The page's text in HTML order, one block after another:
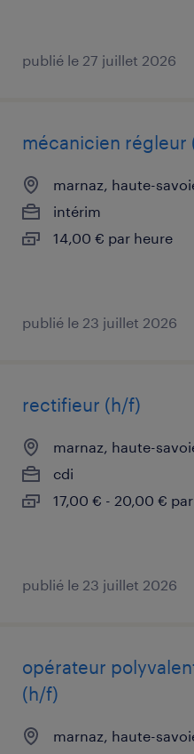
publié le 27 juillet 2026
mécanicien régleur
marnaz, haute-
intérim
14,00 € par heure
publié le 23 juillet 2026
rectifieur (h/f)
marnaz, haute-
cdi
17,00 € - 20,00 €
publié le 23 juillet 2026
opérateur
(h/f)
marnaz, haute-